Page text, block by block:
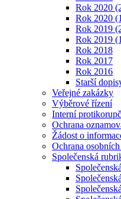
Rok 2020
Rok 2020
Rok 2019
Rok 2019
Rok 2018
Rok 2017
Rok 2016
Starší
Veřejné zakázky
Výběrové řízení
Interní
Ochrana
Žádost o
Ochrana
Společenská